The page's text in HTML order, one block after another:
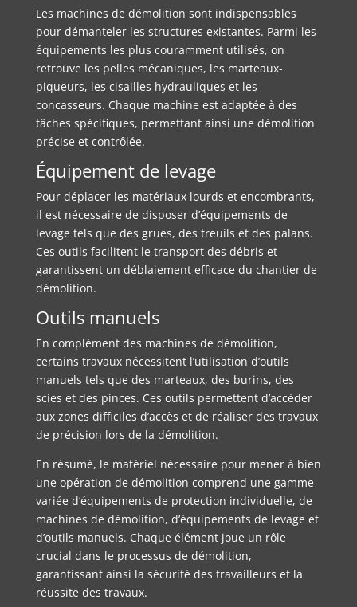
Les machines de démolition sont indispensables
pour démanteler les structures existantes. Parmi les
équipements les plus couramment utilisés, on
retrouve les pelles mécaniques, les marteaux-
piqueurs, les cisailles hydrauliques et les
concasseurs. Chaque machine est adaptée à des
tâches spécifiques, permettant ainsi une démolition
précise et contrôlée.
Équipement de levage
Pour déplacer les matériaux lourds et encombrants,
il est nécessaire de disposer d’équipements de
levage tels que des grues, des treuils et des palans.
Ces outils facilitent le transport des débris et
garantissent un déblaiement efficace du chantier de
démolition.
Outils manuels
En complément des machines de démolition,
certains travaux nécessitent l’utilisation d’outils
manuels tels que des marteaux, des burins, des
scies et des pinces. Ces outils permettent d’accéder
aux zones difficiles d’accès et de réaliser des travaux
de précision lors de la démolition.
En résumé, le matériel nécessaire pour mener à bien
une opération de démolition comprend une gamme
variée d’équipements de protection individuelle, de
machines de démolition, d’équipements de levage et
d’outils manuels. Chaque élément joue un rôle
crucial dans le processus de démolition,
garantissant ainsi la sécurité des travailleurs et la
réussite des travaux.